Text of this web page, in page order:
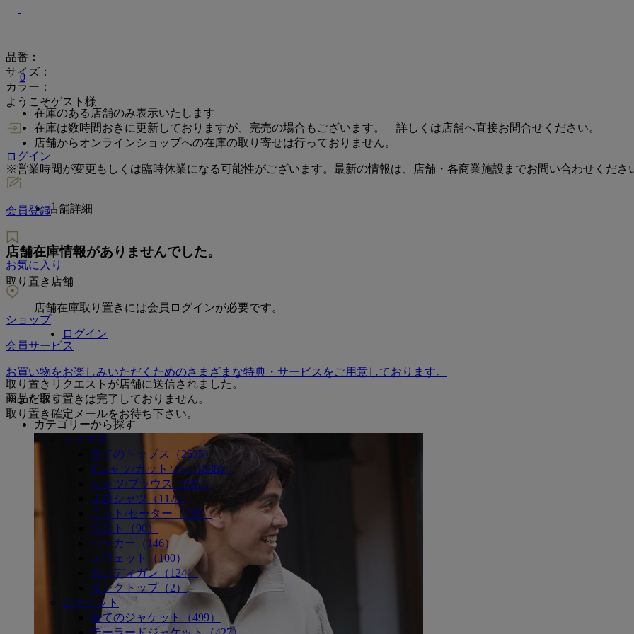
0
ようこそゲスト様
ログイン
会員登録
お気に入り
ショップ
会員サービス
お買い物をお楽しみいただくためのさまざまな特典・サービスをご用意しております。
商品を探す
カテゴリーから探す
トップス
全てのトップス（2635）
Tシャツ/カットソー（888）
シャツ/ブラウス（835）
ポロシャツ（112）
ニット/セーター（338）
ベスト（90）
パーカー（146）
スウェット（100）
カーディガン（124）
タンクトップ（2）
ジャケット
全てのジャケット（499）
品番：
サイズ：
カラー：
在庫のある店舗のみ表示いたします
在庫は数時間おきに更新しておりますが、完売の場合もございます。 詳しくは店舗へ直接お問合せください。
店舗からオンラインショップへの在庫の取り寄せは行っておりません。
※営業時間が変更もしくは臨時休業になる可能性がございます。最新の情報は、店舗・各商業施設までお問い合わせくださ
店舗詳細
店舗在庫情報がありませんでした。
取り置き店舗
店舗在庫取り置きには会員ログインが必要です。
ログイン
取り置きリクエストが店舗に送信されました。
※まだ取り置きは完了しておりません。
取り置き確定メールをお待ち下さい。